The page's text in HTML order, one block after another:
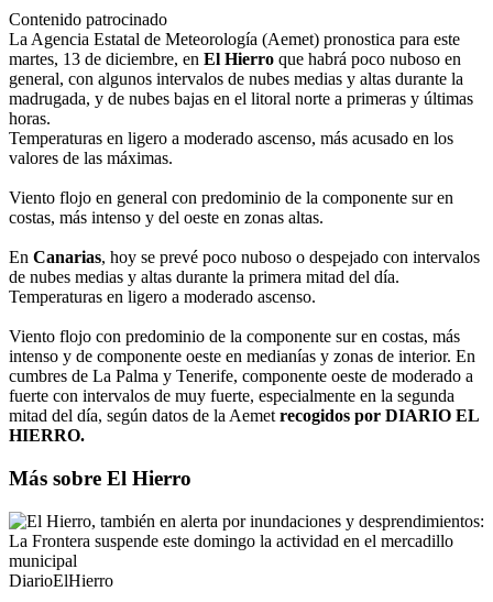
Contenido patrocinado
La Agencia Estatal de Meteorología (Aemet) pronostica para este
martes, 13 de diciembre, en El Hierro que habrá poco nuboso en
general, con algunos intervalos de nubes medias y altas durante la
madrugada, y de nubes bajas en el litoral norte a primeras y últimas
horas.
Temperaturas en ligero a moderado ascenso, más acusado en los
valores de las máximas.
Viento flojo en general con predominio de la componente sur en
costas, más intenso y del oeste en zonas altas.
En Canarias, hoy se prevé poco nuboso o despejado con intervalos
de nubes medias y altas durante la primera mitad del día.
Temperaturas en ligero a moderado ascenso.
Viento flojo con predominio de la componente sur en costas, más
intenso y de componente oeste en medianías y zonas de interior. En
cumbres de La Palma y Tenerife, componente oeste de moderado a
fuerte con intervalos de muy fuerte, especialmente en la segunda
mitad del día, según datos de la Aemet recogidos por DIARIO EL
HIERRO.
Más sobre El Hierro
DiarioElHierro